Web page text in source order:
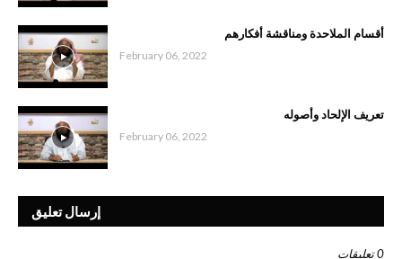
أقسام الملاحدة ومناقشة أفكارهم
February 06, 2022
تعريف الإلحاد وأصوله
February 06, 2022
إرسال تعليق
0 تعليقات